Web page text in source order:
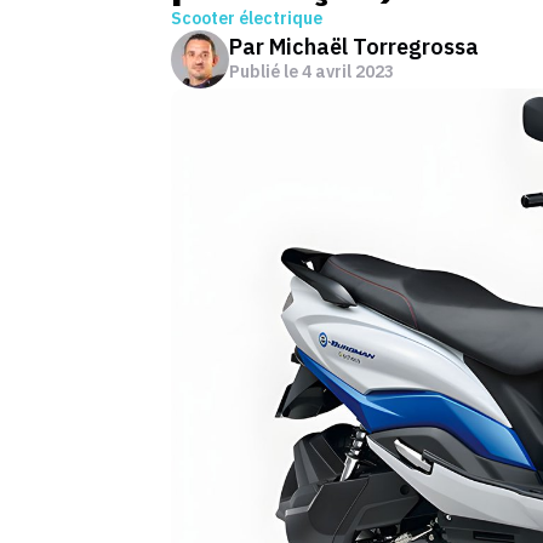
Scooter électrique
Par Michaël Torregrossa
Publié le4 avril 2023